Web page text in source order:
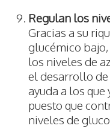
Regulan los
Gracias a su
glucémico
los niveles de
el desarrollo de
ayuda a los
puesto que
niveles de